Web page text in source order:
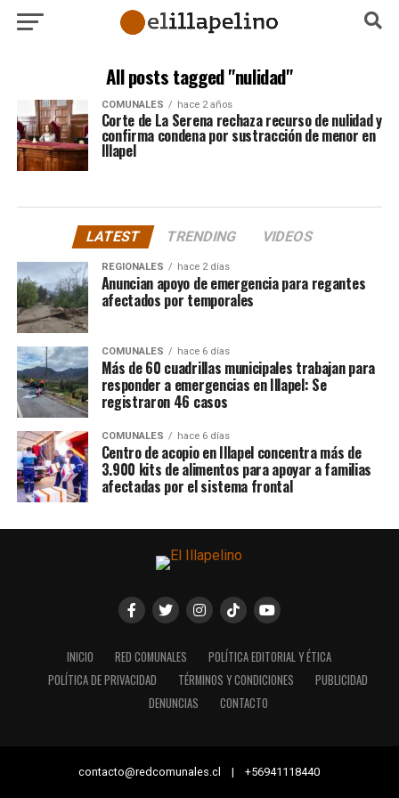
All posts tagged "nulidad"
COMUNALES hace 2 años
Corte de La Serena rechaza recurso de nulidad y
confirma condena por sustracción de menor en
Illapel
LATEST TRENDING VIDEOS
REGIONALES hace 2 días
Anuncian apoyo de emergencia para regantes
afectados por temporales
COMUNALES hace 6 días
Más de 60 cuadrillas municipales trabajan para
responder a emergencias en Illapel: Se
registraron 46 casos
COMUNALES hace 6 días
Centro de acopio en Illapel concentra más de
3.900 kits de alimentos para apoyar a familias
afectadas por el sistema frontal
INICIO RED COMUNALES
POLÍTICA EDITORIAL Y ÉTICA
POLÍTICA DE PRIVACIDAD
TÉRMINOS Y CONDICIONES
PUBLICIDAD
DENUNCIAS
CONTACTO
contacto@redcomunales.cl | +56941118440